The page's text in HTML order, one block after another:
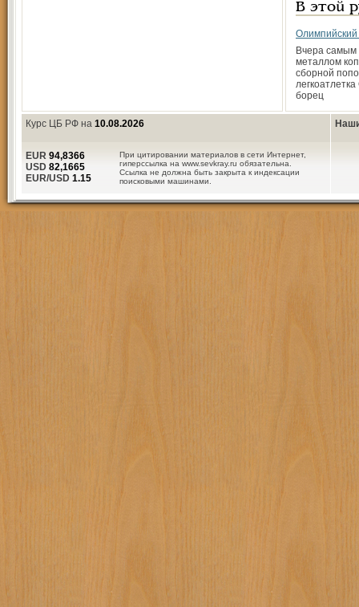
В этой
Олимпийский
Вчера самым
металлом
сборной
борец
Курс ЦБ РФ на 10.08.2026
При цитировании материалов в сети Интернет,
гиперссылка на www.sevkray.ru обязательна.
Ссылка не должна быть закрыта к индексации
поисковыми машинами.
EUR 94,8366
USD 82,1665
EUR/USD 1.15